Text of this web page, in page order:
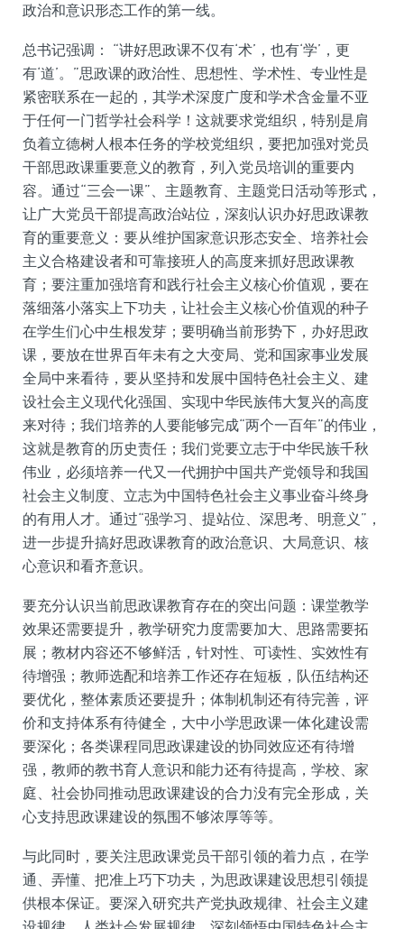
政治和意识形态工作的第一线。
总书记强调： “讲好思政课不仅有‘术’，也有‘学’，更
有‘道’。”思政课的政治性、思想性、学术性、专业性是
紧密联系在一起的，其学术深度广度和学术含金量不亚
于任何一门哲学社会科学！这就要求党组织，特别是肩
负着立德树人根本任务的学校党组织，要把加强对党员
干部思政课重要意义的教育，列入党员培训的重要内
容。通过“三会一课”、主题教育、主题党日活动等形式，
让广大党员干部提高政治站位，深刻认识办好思政课教
育的重要意义：要从维护国家意识形态安全、培养社会
主义合格建设者和可靠接班人的高度来抓好思政课教
育；要注重加强培育和践行社会主义核心价值观，要在
落细落小落实上下功夫，让社会主义核心价值观的种子
在学生们心中生根发芽；要明确当前形势下，办好思政
课，要放在世界百年未有之大变局、党和国家事业发展
全局中来看待，要从坚持和发展中国特色社会主义、建
设社会主义现代化强国、实现中华民族伟大复兴的高度
来对待；我们培养的人要能够完成“两个一百年”的伟业，
这就是教育的历史责任；我们党要立志于中华民族千秋
伟业，必须培养一代又一代拥护中国共产党领导和我国
社会主义制度、立志为中国特色社会主义事业奋斗终身
的有用人才。通过“强学习、提站位、深思考、明意义”，
进一步提升搞好思政课教育的政治意识、大局意识、核
心意识和看齐意识。
要充分认识当前思政课教育存在的突出问题：课堂教学
效果还需要提升，教学研究力度需要加大、思路需要拓
展；教材内容还不够鲜活，针对性、可读性、实效性有
待增强；教师选配和培养工作还存在短板，队伍结构还
要优化，整体素质还要提升；体制机制还有待完善，评
价和支持体系有待健全，大中小学思政课一体化建设需
要深化；各类课程同思政课建设的协同效应还有待增
强，教师的教书育人意识和能力还有待提高，学校、家
庭、社会协同推动思政课建设的合力没有完全形成，关
心支持思政课建设的氛围不够浓厚等等。
与此同时，要关注思政课党员干部引领的着力点，在学
通、弄懂、把准上巧下功夫，为思政课建设思想引领提
供根本保证。要深入研究共产党执政规律、社会主义建